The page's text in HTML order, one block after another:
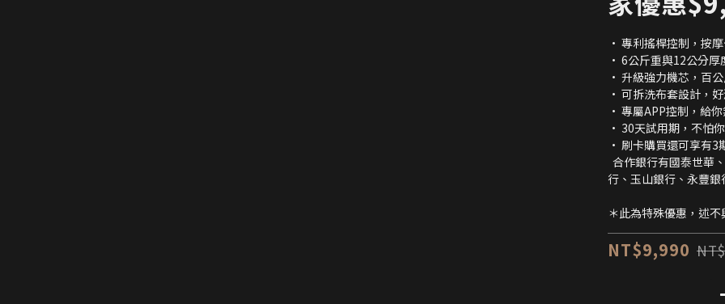
• 專利搖桿控制，按
• 6公斤重與12公分
• 升級強力機芯，百
• 可拆洗布套設計，
• 專屬APP控制，給
• 30天試用期，不怕
• 刷卡購買還可享有3
行、玉山銀行、永豐
＊此為特殊優惠，述
NT$9,990